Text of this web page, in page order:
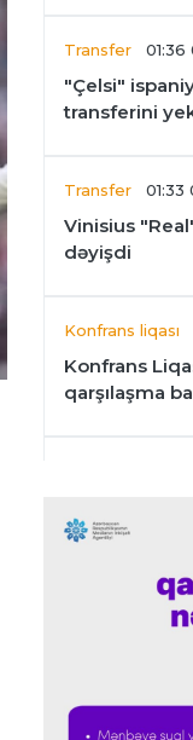
Transfer
"Çelsi"
transferini
Transfer 01:33
Vinisius
dəyişdi
Konfrans liqası
Konfrans
qarşılaşma
İspaniya L.L.
"Barselona"
keçirilməsi